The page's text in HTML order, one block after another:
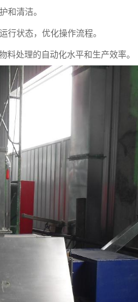
和清洁。
行状态，优化操作流程。
料处理的自动化水平和生产效率。